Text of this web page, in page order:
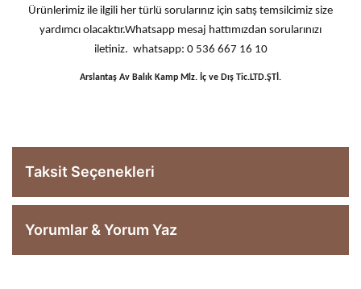
Ürünlerimiz ile ilgili her türlü sorularınız için satış temsilcimiz size
yardımcı olacaktır.Whatsapp mesaj hattımızdan sorularınızı
iletiniz. whatsapp: 0 536 667 16 10
Arslantaş Av Balık Kamp Mlz. İç ve Dış Tic.LTD.ŞTİ.
Taksit Seçenekleri
Yorumlar & Yorum Yaz